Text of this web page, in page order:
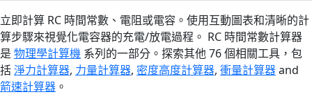
立即計算 RC 時間常數、電阻或電容。使用互動圖表和清晰的計
算步驟來視覺化電容器的充電/放電過程。 RC 時間常數計算器
是 物理學計算機 系列的一部分。探索其他 76 個相關工具，包
括淨力計算器, 力量計算器, 密度高度計算器, 衝量計算器and
箭速計算器 。